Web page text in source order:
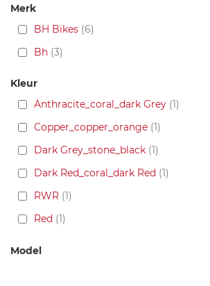
Merk
BH Bikes 6
Bh 3
Kleur
Anthracite_coral_dark Grey 1
Copper_copper_orange 1
Dark Grey_stone_black 1
Dark Red_coral_dark Red 1
RWR 1
Red 1
Model